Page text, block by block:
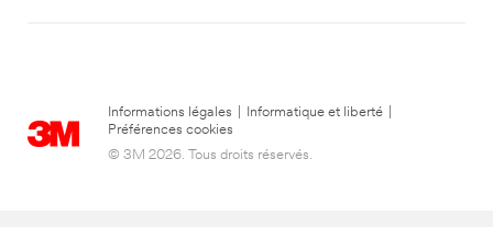
Informations légales Informatique et liberté
Préférences cookies
© 3M 2026. Tous droits réservés.